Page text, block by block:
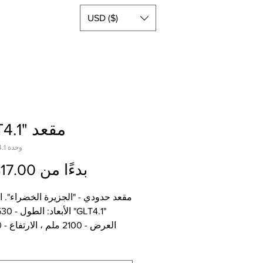
USD ($)
مقعد "GLT4.1"
وحدة SKU: GLT4.1
بدءًا من
مقعد حدودي - "الجزيرة الخضراء".